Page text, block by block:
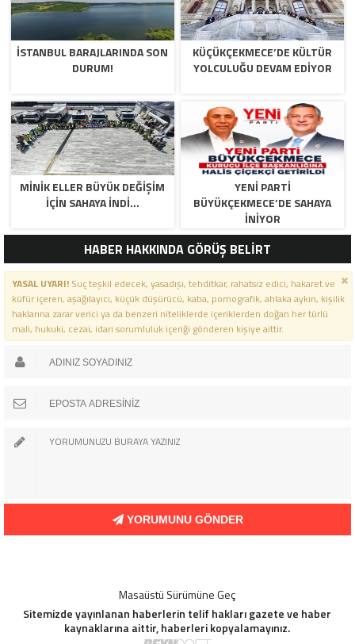
İSTANBUL BARAJLARINDA SON
DURUM!
KÜÇÜKÇEKMECE’DE KÜLTÜR
YOLCULUĞU DEVAM EDİYOR
MİNİK ELLER BÜYÜK DEĞİŞİM
İÇİN SAHAYA İNDİ…
YENİ PARTİ
BÜYÜKÇEKMECE’DE SAHAYA
İNİYOR
HABER HAKKINDA GÖRÜŞ BELİRT
YASAL UYARI!Suç teşkil edecek, yasadışı, tehditkar, rahatsız edici, hakaret ve
küfür içeren, aşağılayıcı, küçük düşürücü, kaba, pornografik, ahlaka aykırı, kişilik
haklarına zarar verici ya da benzeri niteliklerde içeriklerden doğan her türlü
mali, hukuki, cezai, idari sorumluluk içeriği gönderen kişiye aittir.
YORUMUNU GÖNDER
Masaüstü Sürümüne Geç
Sitemizde yayınlanan haberlerin telif hakları gazete ve haber
kaynaklarına aittir, haberleri kopyalamayınız.